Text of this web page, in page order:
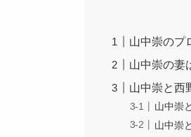
山中崇のプ
山中崇の妻
山中崇と西
山中崇
山中崇